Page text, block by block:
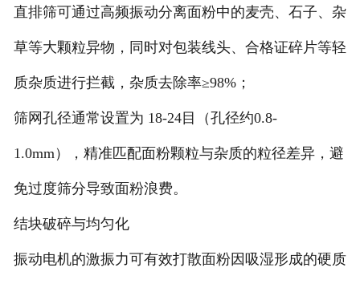
直排筛可通过高频振动分离面粉中的麦壳、石子、杂
草等大颗粒异物，同时对包装线头、合格证碎片等轻
质杂质进行拦截，杂质去除率≥98%；
筛网孔径通常设置为 ‌18-24目‌（孔径约0.8-
1.0mm），精准匹配面粉颗粒与杂质的粒径差异，避
免过度筛分导致面粉浪费。
‌结块破碎与均匀化‌
振动电机的激振力可有效打散面粉因吸湿形成的硬质